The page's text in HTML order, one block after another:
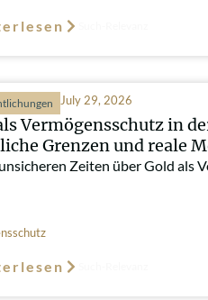
July 29, 2026
Vermögensschutz in
Grenzen und reale
Zeiten über Gold als